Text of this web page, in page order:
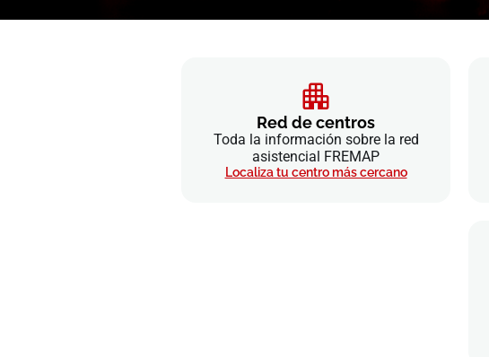
Red de centros
Toda la información sobre la red
asistencial FREMAP
Localiza tu centro más cercano